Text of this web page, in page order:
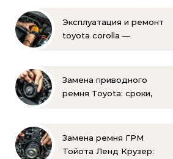
Эксплуатация и ремонт
toyota corolla —
Замена приводного
ремня Toyota: сроки,
своими руками
Замена ремня ГРМ
Тойота Ленд Крузер: